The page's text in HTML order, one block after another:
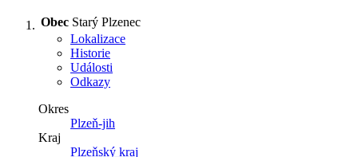
Obec Starý Plzenec
Lokalizace
Historie
Události
Odkazy
Okres
Plzeň-jih
Kraj
Plzeňský kraj